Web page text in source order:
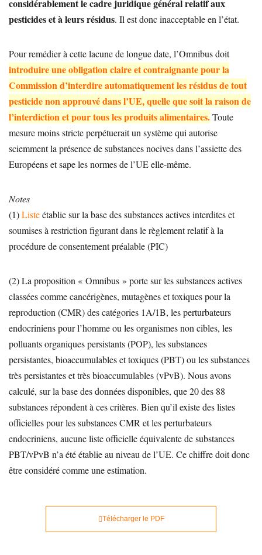
considérablement le cadre juridique général relatif aux
pesticides et à leurs résidus. Il est donc inacceptable en l’état.
Pour remédier à cette lacune de longue date, l’Omnibus doit
introduire une obligation claire et contraignante pour la
Commission d’interdire automatiquement les résidus de tout
pesticide non approuvé dans l’UE, quelle que soit la raison de
l’interdiction et pour tous les produits alimentaires.Toute
mesure moins stricte perpétuerait un système qui autorise
sciemment la présence de substances nocives dans l’assiette des
Européens et sape les normes de l’UE elle-même.
Notes
(1)Listeétablie sur la base des substances actives interdites et
soumises à restriction figurant dans le règlement relatif à la
procédure de consentement préalable (PIC)
(2) La proposition « Omnibus » porte sur les substances actives
classées comme cancérigènes, mutagènes et toxiques pour la
reproduction (CMR) des catégories 1A/1B, les perturbateurs
endocriniens pour l’homme ou les organismes non cibles, les
polluants organiques persistants (POP), les substances
persistantes, bioaccumulables et toxiques (PBT) ou les substances
très persistantes et très bioaccumulables (vPvB). Nous avons
calculé, sur la base des données disponibles, que 20 des 88
substances répondent à ces critères. Bien qu’il existe des listes
officielles pour les substances CMR et les perturbateurs
endocriniens, aucune liste officielle équivalente de substances
PBT/vPvB n’a été établie au niveau de l’UE. Ce chiffre doit donc
être considéré comme une estimation.
Télécharger le PDF